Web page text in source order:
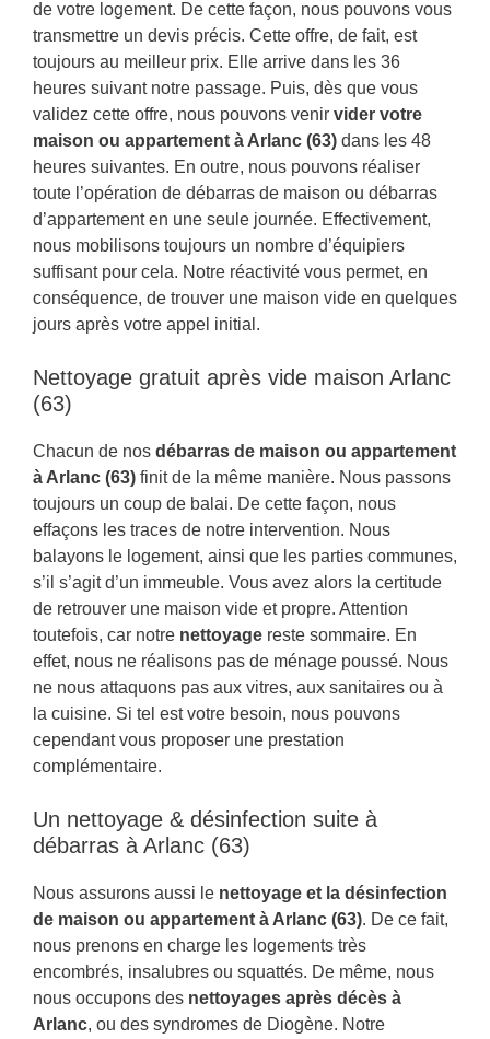
de votre logement. De cette façon, nous pouvons vous
transmettre un devis précis. Cette offre, de fait, est
toujours au meilleur prix. Elle arrive dans les 36
heures suivant notre passage. Puis, dès que vous
validez cette offre, nous pouvons venir vider votre
maison ou appartement à Arlanc (63) dans les 48
heures suivantes. En outre, nous pouvons réaliser
toute l’opération de débarras de maison ou débarras
d’appartement en une seule journée. Effectivement,
nous mobilisons toujours un nombre d’équipiers
suffisant pour cela. Notre réactivité vous permet, en
conséquence, de trouver une maison vide en quelques
jours après votre appel initial.
Nettoyage gratuit après vide maison Arlanc
(63)
Chacun de nos débarras de maison ou appartement
à Arlanc (63) finit de la même manière. Nous passons
toujours un coup de balai. De cette façon, nous
effaçons les traces de notre intervention. Nous
balayons le logement, ainsi que les parties communes,
s’il s’agit d’un immeuble. Vous avez alors la certitude
de retrouver une maison vide et propre. Attention
toutefois, car notre nettoyage reste sommaire. En
effet, nous ne réalisons pas de ménage poussé. Nous
ne nous attaquons pas aux vitres, aux sanitaires ou à
la cuisine. Si tel est votre besoin, nous pouvons
cependant vous proposer une prestation
complémentaire.
Un nettoyage & désinfection suite à
débarras à Arlanc (63)
Nous assurons aussi le nettoyage et la désinfection
de maison ou appartement à Arlanc (63). De ce fait,
nous prenons en charge les logements très
encombrés, insalubres ou squattés. De même, nous
nous occupons des nettoyages après décès à
Arlanc, ou des syndromes de Diogène. Notre